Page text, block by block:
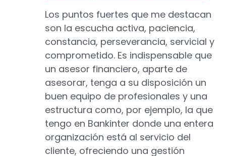
Los puntos fuertes que me destacan
son la escucha activa, paciencia,
constancia, perseverancia, servicial y
comprometido. Es indispensable que
un asesor financiero, aparte de
asesorar, tenga a su disposición un
buen equipo de profesionales y una
estructura como, por ejemplo, la que
tengo en Bankinter donde una entera
organización está al servicio del
cliente, ofreciendo una gestión